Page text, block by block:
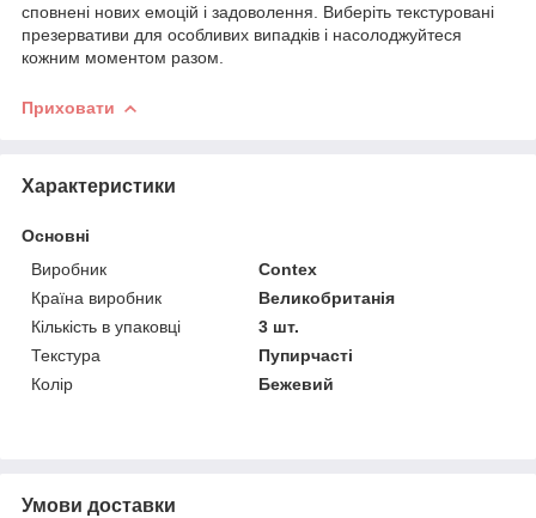
сповнені нових емоцій і задоволення. Виберіть текстуровані
презервативи для особливих випадків і насолоджуйтеся
кожним моментом разом.
Приховати
Характеристики
Основні
Виробник
Contex
Країна виробник
Великобританія
Кількість в упаковці
3 шт.
Текстура
Пупирчасті
Колір
Бежевий
Умови доставки